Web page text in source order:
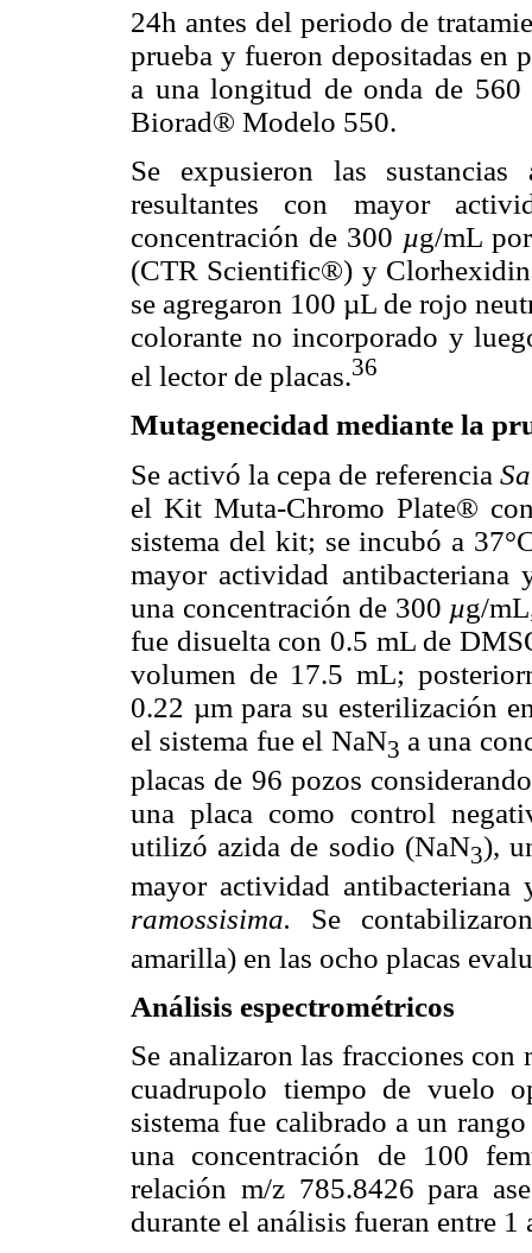
24h antes del periodo de
prueba y fueron depositadas en
a una longitud de onda de
Biorad® Modelo 550.
Se expusieron las
resultantes con mayor
concentración de 300 µg/mL
(CTR Scientific®) y
se agregaron 100 µL de rojo
colorante no incorporado y
el lector de placas.36
Mutagenecidad mediante la
Se activó la cepa de referencia
el Kit Muta-Chromo Plate®
sistema del kit; se incubó a
mayor actividad antibacteriana
una concentración de 300 µg/
fue disuelta con 0.5 mL de
volumen de 17.5 mL;
0.22 µm para su esterilización
el sistema fue el NaN3 a una
placas de 96 pozos
una placa como control
utilizó azida de sodio (NaN3),
mayor actividad
ramossisima. Se
amarilla) en las ocho placas
Análisis espectrométricos
Se analizaron las fracciones
cuadrupolo tiempo de vuelo
sistema fue calibrado a un
una concentración de 100
relación m/z 785.8426 para
durante el análisis fueran entre 1